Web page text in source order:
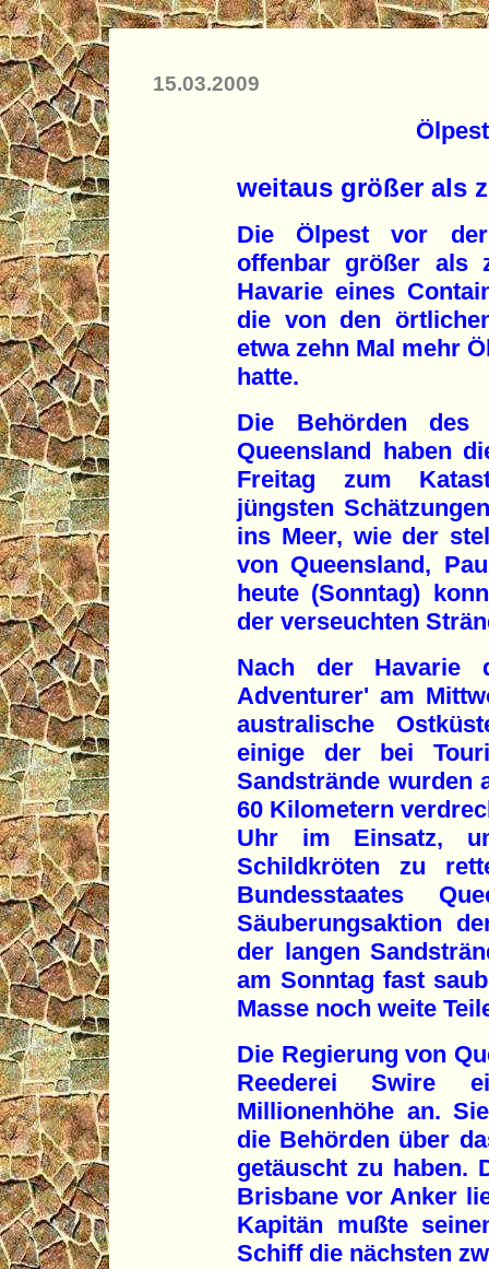
15.03.2009
weitaus größer als
Die Ölpest vor
offenbar größer als
Havarie eines
die von den
etwa zehn Mal mehr
hatte.
Die Behörden des
Queensland haben
Freitag zum
jüngsten
ins Meer, wie der
von Queensland,
heute (Sonntag)
der verseuchten
Nach der Havarie
Adventurer' am
australische
einige der bei
Sandstrände wurden
60 Kilometern
Uhr im Einsatz,
Schildkröten zu
Bundesstaates
Säuberungsaktion
der langen
am Sonntag fast
Masse noch weite
Die Regierung von
Reederei Swire
Millionenhöhe an.
die Behörden über
getäuscht zu haben.
Brisbane vor Anker
Kapitän mußte
Schiff die nächsten